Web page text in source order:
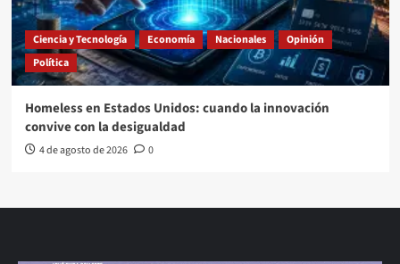
Ciencia y Tecnología Economía Nacionales
Opinión
Política
Homeless en Estados Unidos: cuando la innovación
convive con la desigualdad
4 de agosto de 2026 0